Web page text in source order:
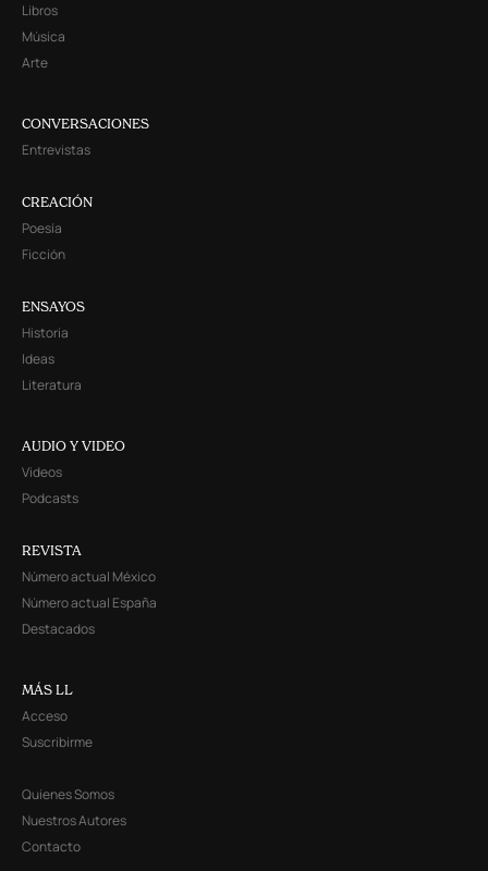
Libros
Música
Arte
CONVERSACIONES
Entrevistas
CREACIÓN
Poesía
Ficción
ENSAYOS
Historia
Ideas
Literatura
AUDIO Y VIDEO
Videos
Podcasts
REVISTA
Número actual México
Número actual España
Destacados
MÁS LL
Acceso
Suscribirme
Quienes Somos
Nuestros Autores
Contacto